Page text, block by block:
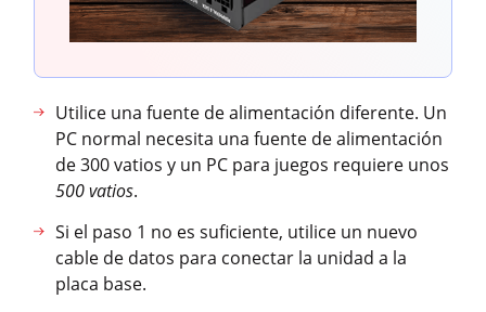
Utilice una fuente de alimentación diferente. Un
PC normal necesita una fuente de alimentación
de 300 vatios y un PC para juegos requiere unos
500 vatios.
Si el paso 1 no es suficiente, utilice un nuevo
cable de datos para conectar la unidad a la
placa base.